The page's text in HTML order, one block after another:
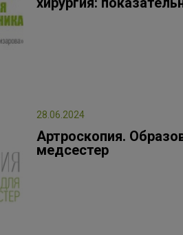
28.06.2024
Артроскопия.
медсестер